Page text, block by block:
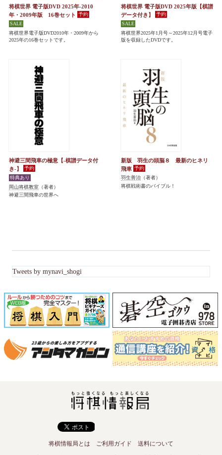
将棋世界 電子版DVD 2025年-2010
年・2009年版 16巻セット
将棋世界電子版DVD2010年・2009年から
2025年の16巻セットです。
将棋世界 電子版DVD 2025年版【棋譜
データ付き】
将棋世界2025年1月号～2025年12月号電子
版を収録したDVDです。
神避三間飛車の極意【-棋譜データ付
き-】
岡山将棋教室 （著者）
神避三間飛車の世界へ
新版 羽生の頭脳８ 最新のヒネリ
飛車
羽生善治 （著者）
将棋戦術書のバイブル！
Tweets by mynavi_shogi
将棋情報局とは ご利用ガイド 送料について